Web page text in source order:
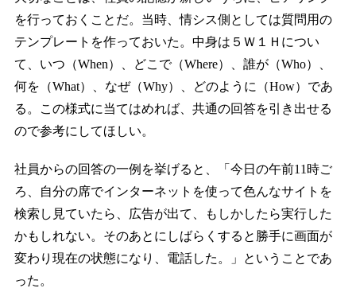
を行っておくことだ。当時、情シス側としては質問用の
テンプレートを作っておいた。中身は５Ｗ１Ｈについ
て、いつ（When）、どこで（Where）、誰が（Who）、
何を（What）、なぜ（Why）、どのように（How）であ
る。この様式に当てはめれば、共通の回答を引き出せる
ので参考にしてほしい。
社員からの回答の一例を挙げると、「今日の午前11時ご
ろ、自分の席でインターネットを使って色んなサイトを
検索し見ていたら、広告が出て、もしかしたら実行した
かもしれない。そのあとにしばらくすると勝手に画面が
変わり現在の状態になり、電話した。」ということであ
った。